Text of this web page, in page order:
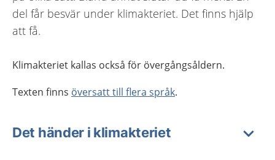
del får besvär under klimakteriet. Det finns hjälp
att få.
Klimakteriet kallas också för övergångsåldern.
Texten finns översatt till flera språk.
Det händer i klimakteriet